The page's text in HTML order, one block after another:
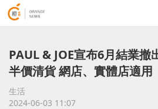
PAUL & JOE宣布6月結業撤
半價清貨 網店、實體店適用
生活
2024-06-03 11:07